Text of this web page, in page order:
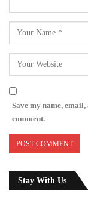
Save my name,
comment.
Stay With Us